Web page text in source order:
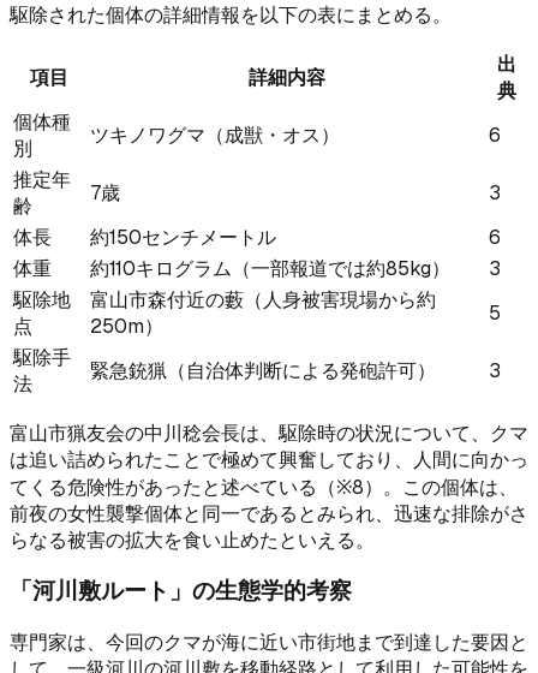
駆除された個体の詳細情報を以下の表にまとめる。
項目 詳細内容
出
典
個体種
別
ツキノワグマ（成獣・オス）
6
推定年
齢
7歳
3
体長
約150センチメートル
6
体重
約110キログラム（一部報道では約85kg）
3
駆除地
点
富山市森付近の藪（人身被害現場から約
250m）
5
駆除手
法
緊急銃猟（自治体判断による発砲許可） 3
富山市猟友会の中川稔会長は、駆除時の状況について、クマ
は追い詰められたことで極めて興奮しており、人間に向かっ
てくる危険性があったと述べている（※8）。この個体は、
前夜の女性襲撃個体と同一であるとみられ、迅速な排除がさ
らなる被害の拡大を食い止めたといえる。
「河川敷ルート」の生態学的考察
専門家は、今回のクマが海に近い市街地まで到達した要因と